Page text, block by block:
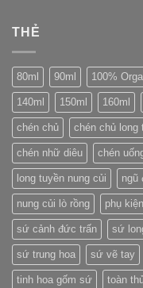
THẺ
80ml 90ml 100%
140ml 150ml 160ml
chén chủ chén chủ long
chén nhữ diêu chén
long tuyền nung củi ngũ
nung củi lò rồng phụ
sứ cảnh đức trấn sứ
sứ trung hoa sứ vẽ tay
tinh hoa gốm sứ toàn